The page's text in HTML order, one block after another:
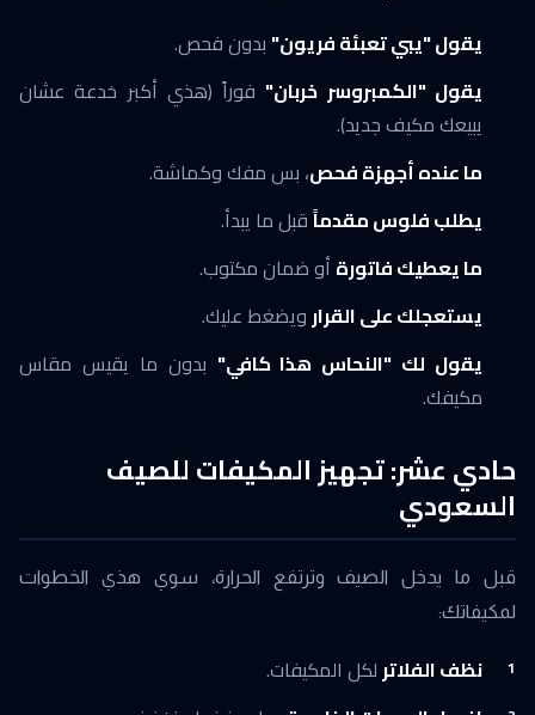
يقول "يبي تعبئة فريون" بدون فحص.
يقول "الكمبروسر خربان" فوراً (هذي أكبر خدعة عشان
يبيعك مكيف جديد).
ما عنده أجهزة فحص، بس مفك وكماشة.
يطلب فلوس مقدماًقبل ما يبدأ.
ما يعطيك فاتورة أو ضمان مكتوب.
يستعجلك على القرارويضغط عليك.
يقول لك "النحاس هذا كافي" بدون ما يقيس مقاس
مكيفك.
حادي عشر: تجهيز المكيفات للصيف
السعودي
قبل ما يدخل الصيف وترتفع الحرارة، سوي هذي الخطوات
لمكيفاتك:
نظف الفلاترلكل المكيفات.